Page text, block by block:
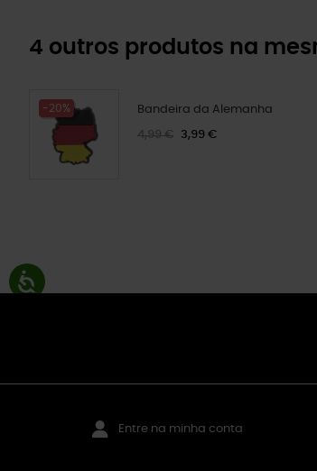
4 outros produtos na
-20% Bandeira da Alemanha
4,99 € 3,99 €
Entre na minha conta